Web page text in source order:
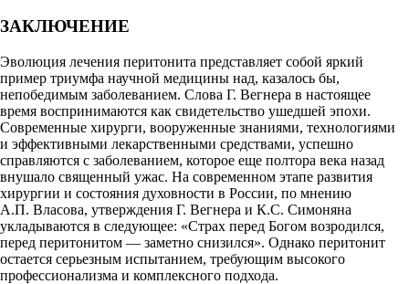
ЗАКЛЮЧЕНИЕ
Эволюция лечения перитонита представляет собой яркий
пример триумфа научной медицины над, казалось бы,
непобедимым заболеванием. Слова Г. Вегнера в настоящее
время воспринимаются как свидетельство ушедшей эпохи.
Современные хирурги, вооруженные знаниями, технологиями
и эффективными лекарственными средствами, успешно
справляются с заболеванием, которое еще полтора века назад
внушало священный ужас. На современном этапе развития
хирургии и состояния духовности в России, по мнению
А.П. Власова, утверждения Г. Вегнера и К.С. Симоняна
укладываются в следующее: «Страх перед Богом возродился,
перед перитонитом — заметно снизился». Однако перитонит
остается серьезным испытанием, требующим высокого
профессионализма и комплексного подхода.